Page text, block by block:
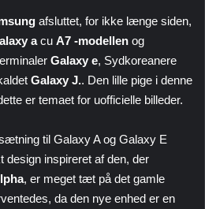
afsluttet, for ikke længe siden,
acu A7 -modellen og
Galaxy e, Sydkoreanere
Galaxy J.. Den lille pige i denne
er temaet for uofficielle billeder.
til Galaxy A og Galaxy E
design inspireret af den, der
, er meget tæt på det gamle
da den nye enhed er en